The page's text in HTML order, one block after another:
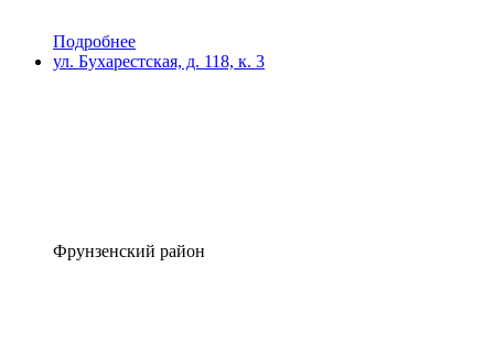
Подробнее
ул. Бухарестская, д. 118, к. 3
Фрунзенский район